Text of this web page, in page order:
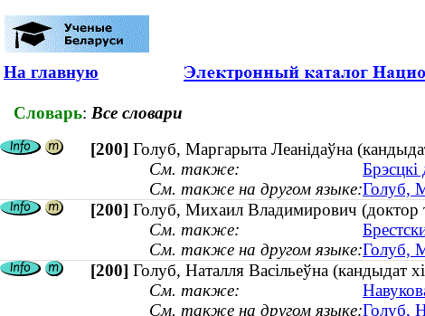
На главную
Словарь: Все словари
[200] Голуб, Маргарыта Леанідаўна
См. также:
См. также на другом языке:Голуб,
[200] Голуб, Михаил Владимирович
См. также:
См. также на другом языке:Голуб,
[200] Голуб, Наталля Васiльеўна (кандыдат
См. также:
См. также на другом языке:Голуб,